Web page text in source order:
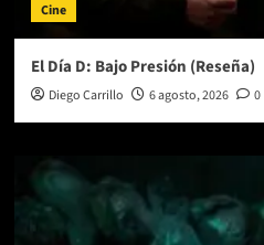
Cine
El Día D: Bajo Presión (Reseña)
Diego Carrillo 6 agosto, 2026 0